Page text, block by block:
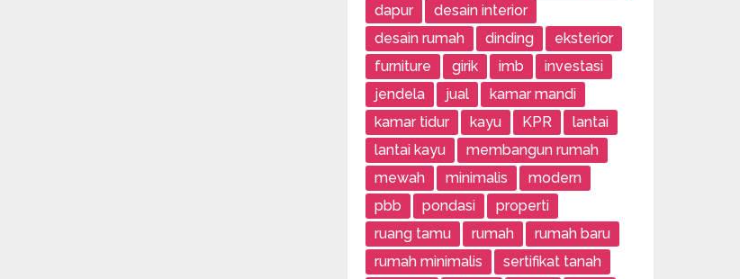
dapur
desain interior
desain rumah
dinding
eksterior
furniture
girik imb
investasi
jendela
jual
kamar mandi
kamar tidur
kayu KPR
lantai
lantai kayu
membangun rumah
mewah
minimalis
modern
pbb
pondasi
properti
ruang tamu
rumah
rumah baru
rumah minimalis
sertifikat tanah